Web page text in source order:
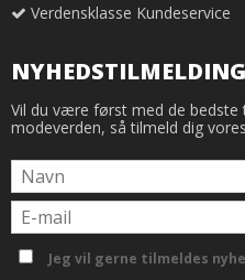
Verdensklasse Kundeservice
NYHEDSTILMELDING
Vil du være først med de bedste
modeverden, så tilmeld dig
Jeg vil gerne tilmeldes